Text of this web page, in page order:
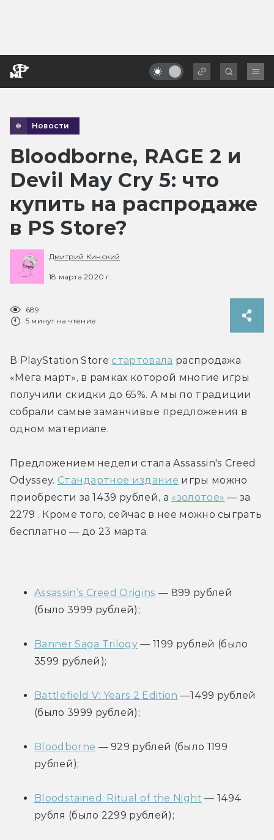
Новости
Bloodborne, RAGE 2 и
Devil May Cry 5: что
купить на распродаже
в PS Store?
Дмитрий Кинский
18 марта 2020 г.
689
5 минут на чтение
В PlayStation Store стартовала распродажа
«Мега март», в рамках которой многие игры
получили скидки до 65%. А мы по традиции
собрали самые заманчивые предложения в
одном материале.
Предложением недели стала Assassin's Creed
Odyssey. Стандартное издание игры можно
приобрести за 1439 рублей, а «золотое» — за
2279 . Кроме того, сейчас в нее можно сыграть
бесплатно — до 23 марта.
Assassin’s Creed Origins — 899 рублей
(было 3999 рублей);
Banner Saga Trilogy — 1199 рублей (было
3599 рублей);
Battlefield V: Years 2 Edition —1499 рублей
(было 3999 рублей);
Bloodborne — 929 рублей (было 1199
рублей);
Bloodstained: Ritual of the Night — 1494
рубля (было 2299 рублей);